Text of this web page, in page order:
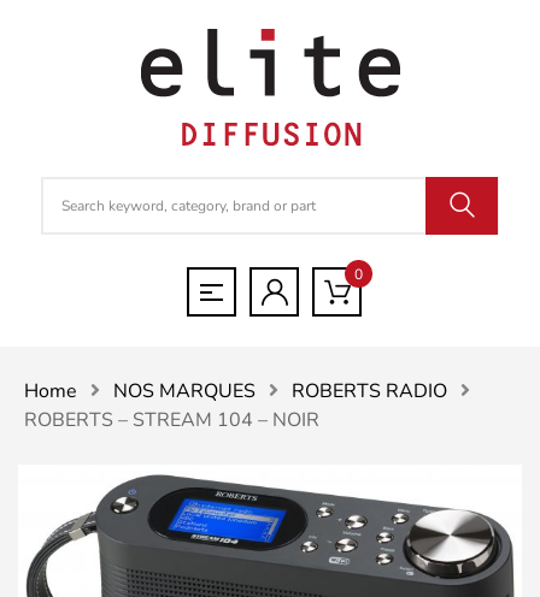
0
Home NOS MARQUES
ROBERTS RADIO
ROBERTS – STREAM 104 – NOIR